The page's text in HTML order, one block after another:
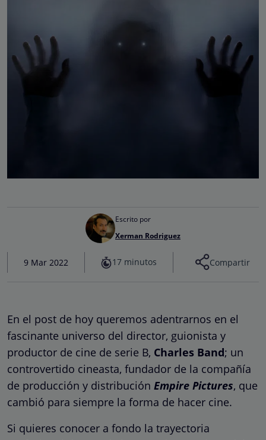
Escrito por
Xerman Rodriguez
9 Mar 2022 17 minutos Compartir
En el post de hoy queremos adentrarnos en el
fascinante universo del director, guionista y
productor de cine de serie B, Charles Band; un
controvertido cineasta, fundador de la compañía
de producción y distribución Empire Pictures, que
cambió para siempre la forma de hacer cine.
Si quieres conocer a fondo la trayectoria